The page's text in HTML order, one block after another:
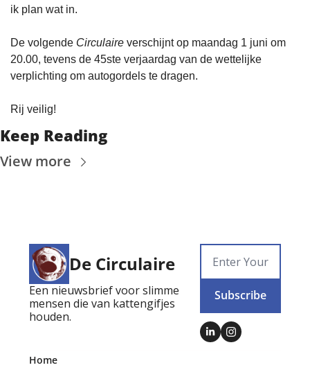
ik plan wat in.
De volgende Circulaire verschijnt op maandag 1 juni om
20.00, tevens de 45ste verjaardag van de wettelijke
verplichting om autogordels te dragen.
Rij veilig!
Keep Reading
View more
De Circulaire
Een nieuwsbrief voor slimme
mensen die van kattengifjes
houden.
Subscribe
Home